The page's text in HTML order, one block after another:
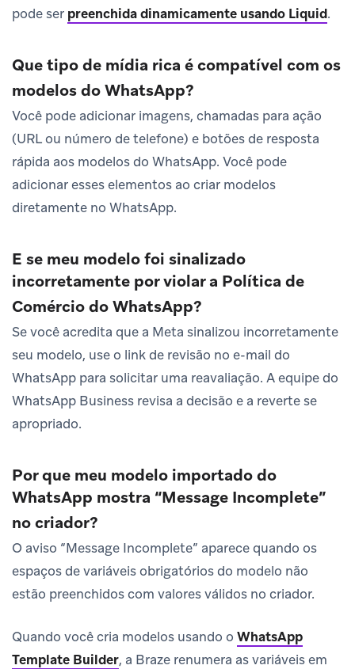
pode ser preenchida dinamicamente usando Liquid.
Que tipo de mídia rica é compatível com os
modelos do WhatsApp?
Você pode adicionar imagens, chamadas para ação
(URL ou número de telefone) e botões de resposta
rápida aos modelos do WhatsApp. Você pode
adicionar esses elementos ao criar modelos
diretamente no WhatsApp.
E se meu modelo foi sinalizado
incorretamente por violar a Política de
Comércio do WhatsApp?
Se você acredita que a Meta sinalizou incorretamente
seu modelo, use o link de revisão no e-mail do
WhatsApp para solicitar uma reavaliação. A equipe do
WhatsApp Business revisa a decisão e a reverte se
apropriado.
Por que meu modelo importado do
WhatsApp mostra “Message Incomplete”
no criador?
O aviso “Message Incomplete” aparece quando os
espaços de variáveis obrigatórios do modelo não
estão preenchidos com valores válidos no criador.
Quando você cria modelos usando o WhatsApp
Template Builder, a Braze renumera as variáveis em